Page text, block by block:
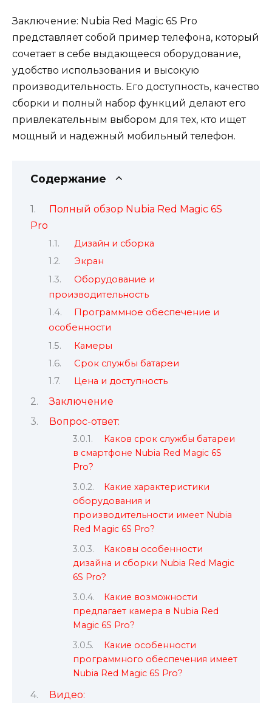
Заключение: Nubia Red Magic 6S Pro
представляет собой пример телефона, который
сочетает в себе выдающееся оборудование,
удобство использования и высокую
производительность. Его доступность, качество
сборки и полный набор функций делают его
привлекательным выбором для тех, кто ищет
мощный и надежный мобильный телефон.
Содержание
Полный обзор Nubia Red Magic 6S
Pro
Дизайн и сборка
Экран
Оборудование и
производительность
Программное обеспечение и
особенности
Камеры
Срок службы батареи
Цена и доступность
Заключение
Вопрос-ответ:
Каков срок службы батареи
в смартфоне Nubia Red Magic 6S
Pro?
Какие характеристики
оборудования и
производительности имеет Nubia
Red Magic 6S Pro?
Каковы особенности
дизайна и сборки Nubia Red Magic
6S Pro?
Какие возможности
предлагает камера в Nubia Red
Magic 6S Pro?
Какие особенности
программного обеспечения имеет
Nubia Red Magic 6S Pro?
Видео: